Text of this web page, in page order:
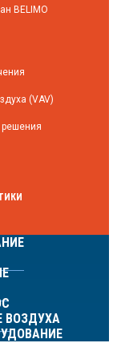
BELIMO
(VAV)
ВОЗДУХА